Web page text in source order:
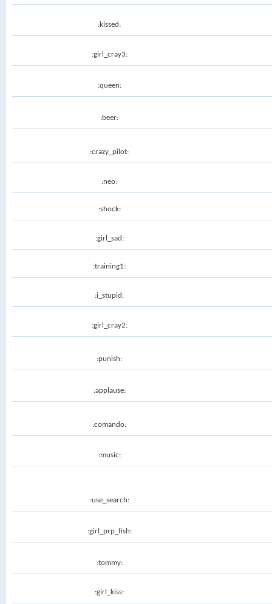
:kissed:
:girl_cray3:
:queen:
:beer:
:crazy_pilot:
:neo:
:shock:
:girl_sad:
:training1:
:i_stupid:
:girl_cray2:
:punish:
:applause:
:comando:
:music:
:use_search:
:girl_prp_fish:
:tommy:
:girl_kiss: